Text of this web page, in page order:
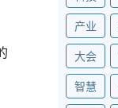
产业
大会
智慧